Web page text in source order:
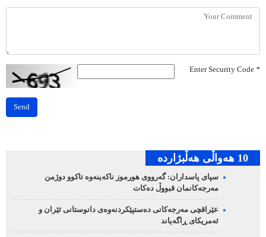
*
Send
10 هه‌واڵی هه‌ڵبژارده‌
سپای پاسداران: گەرووی هورموز ناکەینەوە تاکوو دوژمن
مەرجەکانمان قبووڵ دەکات
عێراقچی مەرجەکانی دەستپێکردنەوەی دانوستانی ئێران و
ئەمریکای ڕاگەیاند